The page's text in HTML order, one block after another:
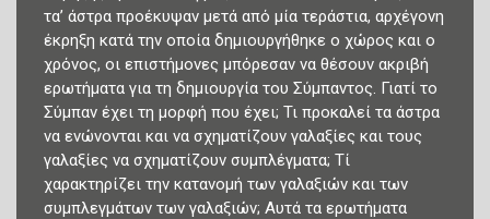
τα’ άστρα προέκυψαν μετά από μία τεράστια, αρχέγονη
έκρηξη κατά την οποία δημιουργήθηκε ο χώρος και ο
χρόνος, οι επιστήμονες μπόρεσαν να θέσουν ακριβή
ερωτήματα για τη δημιουργία του Σύμπαντος. Γιατί το
Σύμπαν έχει τη μορφή που έχει; Τι προκαλεί τα άστρα
να ενώνονται και να σχηματίζουν γαλαξίες και τους
γαλαξίες να σχηματίζουν συμπλέγματα; Τί
χαρακτηρίζει την κατανομή των γαλαξιών και των
συμπλεγμάτων των γαλαξιών; Αυτά τα ερωτήματα